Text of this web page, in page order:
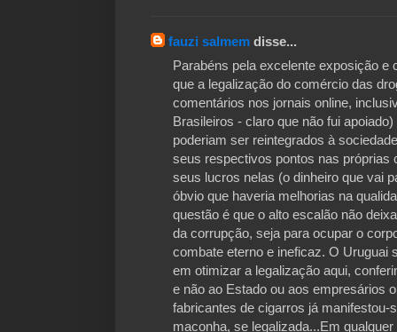
fauzi salmem disse...
Parabéns pela excelente exposição
que a legalização do comércio das
comentários nos jornais online,
Brasileiros - claro que não fui
poderiam ser reintegrados à
seus respectivos pontos nas próprias
seus lucros nelas (o dinheiro que vai
óbvio que haveria melhorias na
questão é que o alto escalão não
da corrupção, seja para ocupar o
combate eterno e ineficaz. O Uruguai
em otimizar a legalização aqui,
e não ao Estado ou aos empresários
fabricantes de cigarros já manifestou-
maconha, se legalizada...Em